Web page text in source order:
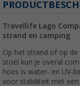
Travellife Lago
strand en camping
Op het strand of op
stoel kun je overal
hoes is water- en UV-
voor stabiliteit met